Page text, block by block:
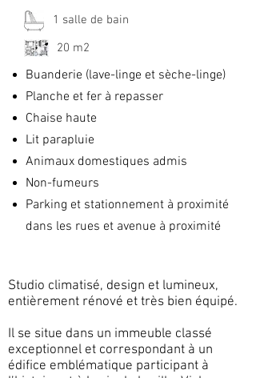
1 salle de bain
20 m2
Buanderie (lave-linge et sèche-linge)
Planche et fer à repasser
Chaise haute
Lit parapluie
Animaux domestiques admis
Non-fumeurs
Parking et stationnement à proximité
dans les rues et avenue à proximité
Studio climatisé, design et lumineux,
entièrement rénové et très bien équipé.
Il se situe dans un immeuble classé
exceptionnel et correspondant à un
édifice emblématique participant à